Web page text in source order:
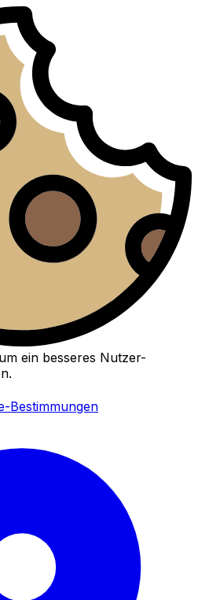
ein besseres Nutzer-
Bestimmungen